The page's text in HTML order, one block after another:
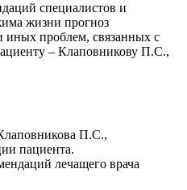
специалистов и
жизни прогноз
иных проблем, связанных с
– Клаповникову П.С.,
П.С.,
пациента.
лечащего врача